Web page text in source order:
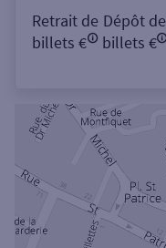
Retrait de
billets €
Dépôt de
billets €